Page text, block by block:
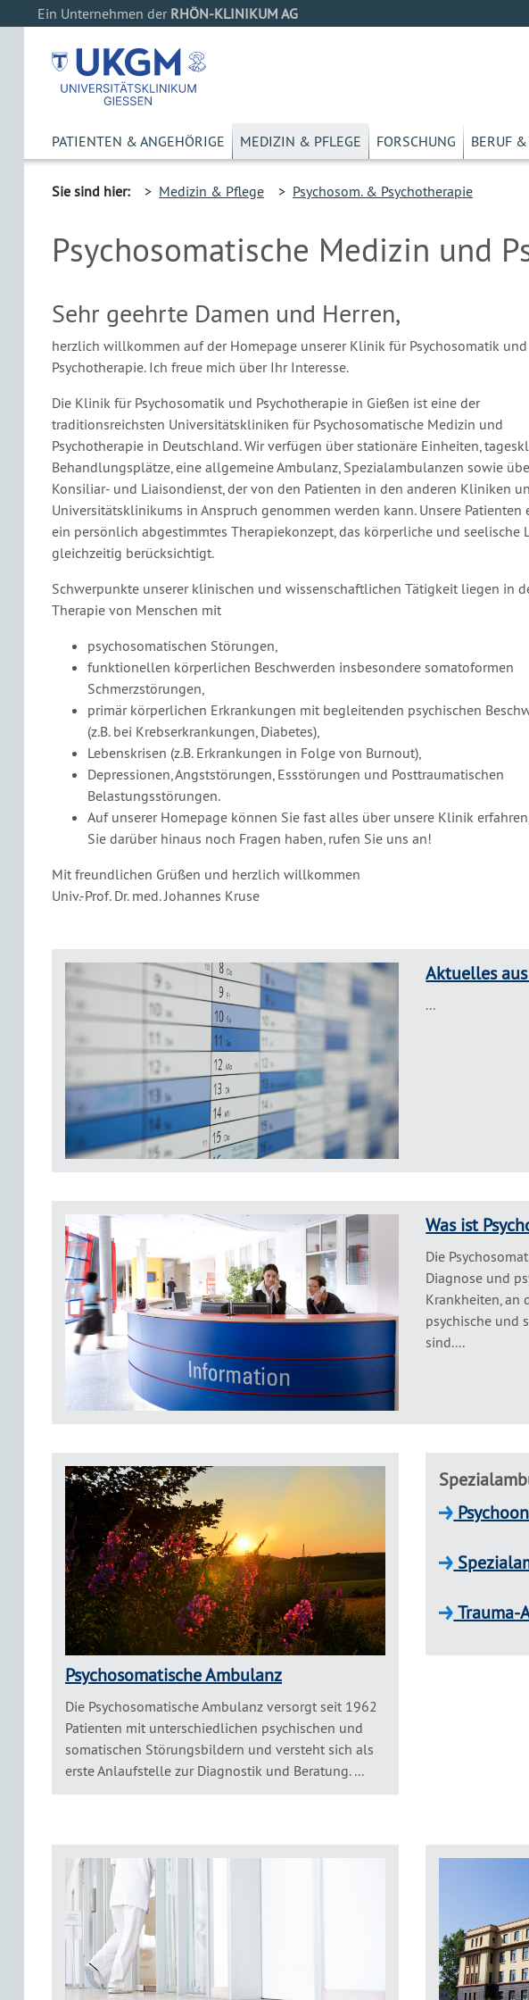
Ein Unternehmen der RHÖN-KLINIKUM AG
PATIENTEN & ANGEHÖRIGE MEDIZIN & PFLEGE FORSCHUNG BERUF
Sie sind hier: > Medizin & Pflege > Psychosom. & Psychotherapie
Psychosomatische Medizin und
Sehr geehrte Damen und Herren,
herzlich willkommen auf der Homepage unserer Klinik für Psychosomatik und
Psychotherapie. Ich freue mich über Ihr Interesse.
Die Klinik für Psychosomatik und Psychotherapie in Gießen ist eine der
traditionsreichsten Universitätskliniken für Psychosomatische Medizin und
Psychotherapie in Deutschland. Wir verfügen über stationäre Einheiten,
Behandlungsplätze, eine allgemeine Ambulanz, Spezialambulanzen sowie
Konsiliar- und Liaisondienst, der von den Patienten in den anderen Kliniken
Universitätsklinikums in Anspruch genommen werden kann. Unsere Patienten
ein persönlich abgestimmtes Therapiekonzept, das körperliche und seelische
gleichzeitig berücksichtigt.
Schwerpunkte unserer klinischen und wissenschaftlichen Tätigkeit liegen in
Therapie von Menschen mit
psychosomatischen Störungen,
funktionellen körperlichen Beschwerden insbesondere somatoformen
Schmerzstörungen,
primär körperlichen Erkrankungen mit begleitenden psychischen
(z.B. bei Krebserkrankungen, Diabetes),
Lebenskrisen (z.B. Erkrankungen in Folge von Burnout),
Depressionen, Angststörungen, Essstörungen und Posttraumatischen
Belastungsstörungen.
Auf unserer Homepage können Sie fast alles über unsere Klinik
Sie darüber hinaus noch Fragen haben, rufen Sie uns an!
Mit freundlichen Grüßen und herzlich willkommen
Univ.-Prof. Dr. med. Johannes Kruse
Aktuelles
...
Was ist
Die
Diagnose und
Krankheiten, an
psychische und
sind....
Psychosomatische Ambulanz
Die Psychosomatische Ambulanz versorgt seit 1962
Patienten mit unterschiedlichen psychischen und
somatischen Störungsbildern und versteht sich als
erste Anlaufstelle zur Diagnostik und Beratung. ...
Trauma-